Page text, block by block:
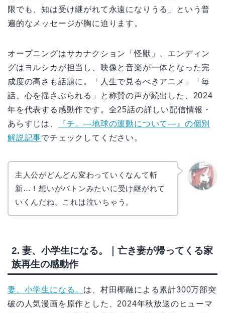
限でも、知は受け継がれて永遠になりうる」という普
遍的なメッセージが胸に迫ります。
オープニングはサカナクション「怪獣」、エンディン
グはヨルシカが担当し、映像と音楽が一体となった完
成度の高さも話題に。「人生で見るべきアニメ」「毎
話、心を揺さぶられる」と称賛の声が続出した、2024
年を代表する感動作です。全25話の詳しい配信情報・
あらすじは、
『チ。―地球の運動について―』の個別
解説記事でチェックしてください。
主人公がどんどん変わっていくなんて斬
新…！想いがバトンみたいに受け継がれて
いくんだね。これは泣いちゃう。
2. 妻、小学生になる。｜亡き妻が帰ってくる家
族再生の感動作
妻、小学生になる。 は、村田椰融による累計300万部突
破の人気漫画を原作とした、2024年秋放送のヒューマ